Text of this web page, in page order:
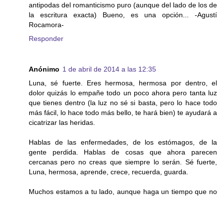
antipodas del romanticismo puro (aunque del lado de los de
la escritura exacta) Bueno, es una opción... -Agustí
Rocamora-
Responder
Anónimo 1 de abril de 2014 a las 12:35
Luna, sé fuerte. Eres hermosa, hermosa por dentro, el
dolor quizás lo empañe todo un poco ahora pero tanta luz
que tienes dentro (la luz no sé si basta, pero lo hace todo
más fácil, lo hace todo más bello, te hará bien) te ayudará a
cicatrizar las heridas.
Hablas de las enfermedades, de los estómagos, de la
gente perdida. Hablas de cosas que ahora parecen
cercanas pero no creas que siempre lo serán. Sé fuerte,
Luna, hermosa, aprende, crece, recuerda, guarda.
Muchos estamos a tu lado, aunque haga un tiempo que no